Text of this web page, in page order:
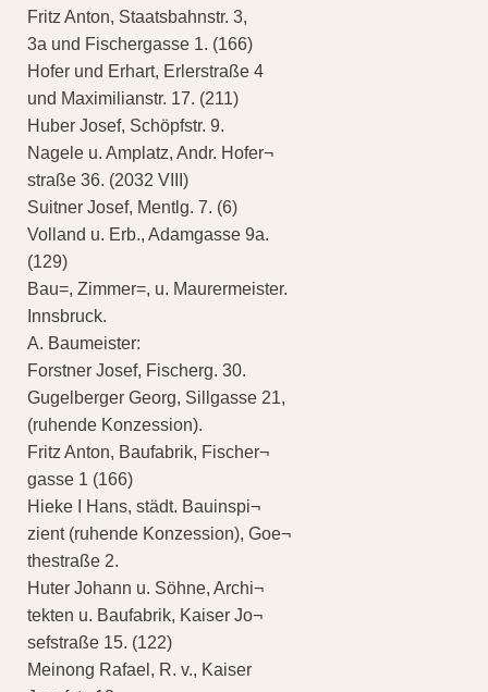
Fritz Anton, Staatsbahnstr. 3,
3a und Fischergasse 1. (166)
Hofer und Erhart, Erlerstraße 4
und Maximilianstr. 17. (211)
Huber Josef, Schöpfstr. 9.
Nagele u. Amplatz, Andr. Hofer¬
straße 36. (2032 VIII)
Suitner Josef, Mentlg. 7. (6)
Volland u. Erb., Adamgasse 9a.
(129)
Bau=, Zimmer=, u. Maurermeister.
Innsbruck.
A. Baumeister:
Forstner Josef, Fischerg. 30.
Gugelberger Georg, Sillgasse 21,
(ruhende Konzession).
Fritz Anton, Baufabrik, Fischer¬
gasse 1 (166)
Hieke I Hans, städt. Bauinspi¬
zient (ruhende Konzession), Goe¬
thestraße 2.
Huter Johann u. Söhne, Archi¬
tekten u. Baufabrik, Kaiser Jo¬
sefstraße 15. (122)
Meinong Rafael, R. v., Kaiser